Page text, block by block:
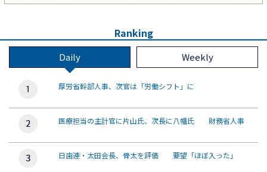
Ranking
Daily Weekly
厚労省幹部人事、次官は「労働シフト」に
医療担当の主計官に片山氏、次長に八幡氏 財務省人事
日歯連・太田会長、骨太を評価 要望「ほぼ入った」